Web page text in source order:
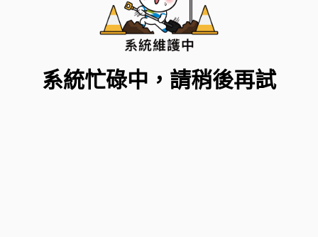
系統忙碌中，請稍後再試